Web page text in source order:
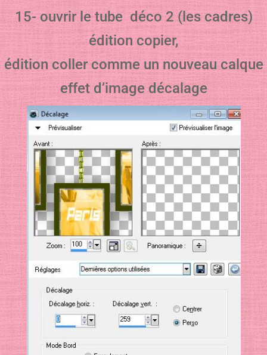
15- ouvrir le tube déco 2 (les cadres)
édition copier,
édition coller comme un nouveau calque
effet d’image décalage